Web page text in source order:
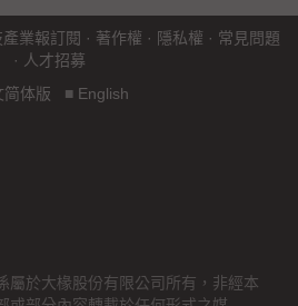
產業報訂閱 · 著作權 · 隱私權 · 常見問題
· 人才招募
简体版 ■ English
屬於大椽股份有限公司所有，非經本